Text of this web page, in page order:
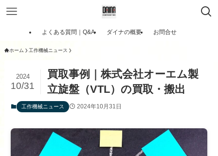
よくある質問｜Q&A ダイナの概要 お問合せ
ホーム 工作機械ニュース
買取事例｜株式会社オーエム製
立旋盤（VTL）の買取・搬出
2024
10/31
工作機械ニュース 2024年10月31日